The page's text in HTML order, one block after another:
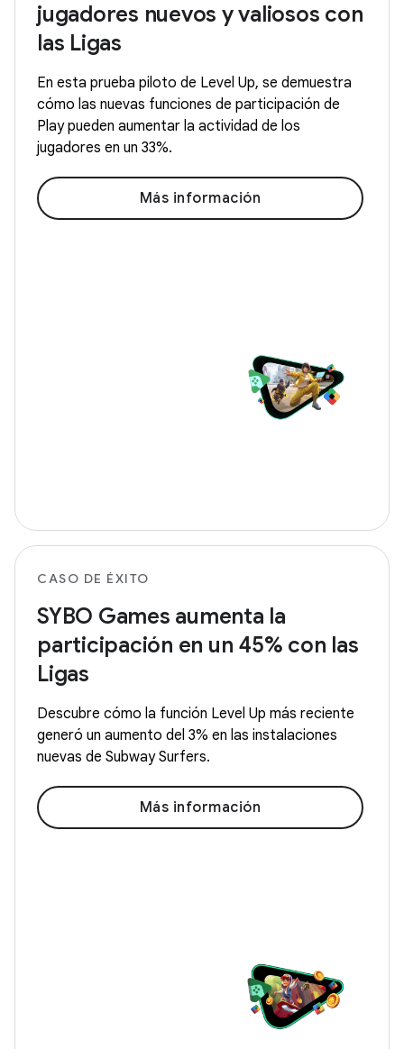
jugadores nuevos y valiosos con
las Ligas
En esta prueba piloto de Level Up, se demuestra
cómo las nuevas funciones de participación de
Play pueden aumentar la actividad de los
jugadores en un 33%.
Más información
CASO DE ÉXITO
SYBO Games aumenta la
participación en un 45% con las
Ligas
Descubre cómo la función Level Up más reciente
generó un aumento del 3% en las instalaciones
nuevas de Subway Surfers.
Más información